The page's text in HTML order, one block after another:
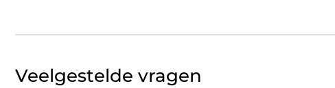
Veelgestelde vragen